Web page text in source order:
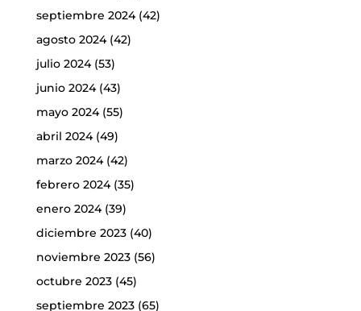
septiembre 2024(42)
agosto 2024(42)
julio 2024(53)
junio 2024(43)
mayo 2024(55)
abril 2024(49)
marzo 2024(42)
febrero 2024(35)
enero 2024(39)
diciembre 2023(40)
noviembre 2023(56)
octubre 2023(45)
septiembre 2023(65)